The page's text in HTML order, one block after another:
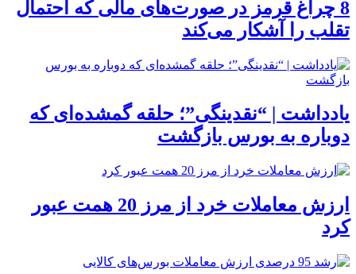
8 چراغ قرمز در صورت‌های مالی که احتمال
تقلب را آشکار می‌کند
یادداشت | “نقدینگی”؛ حلقه گمشده‌ای که
دوباره به بورس بازگشت
ارزش معاملات خرد از مرز 20 همت عبور
کرد